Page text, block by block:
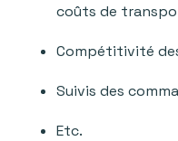
coûts de
Compétitivité
Suivis des
Etc.